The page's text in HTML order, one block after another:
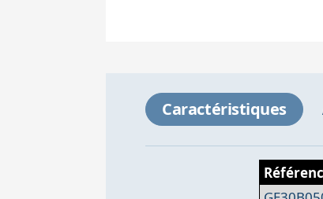
Caractéristiques